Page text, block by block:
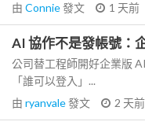
由 Connie發文 1 天前
AI 協作不是發帳號：
公司替工程師開好企業版
「誰可以登入」...
由 ryanvale發文 2 天前